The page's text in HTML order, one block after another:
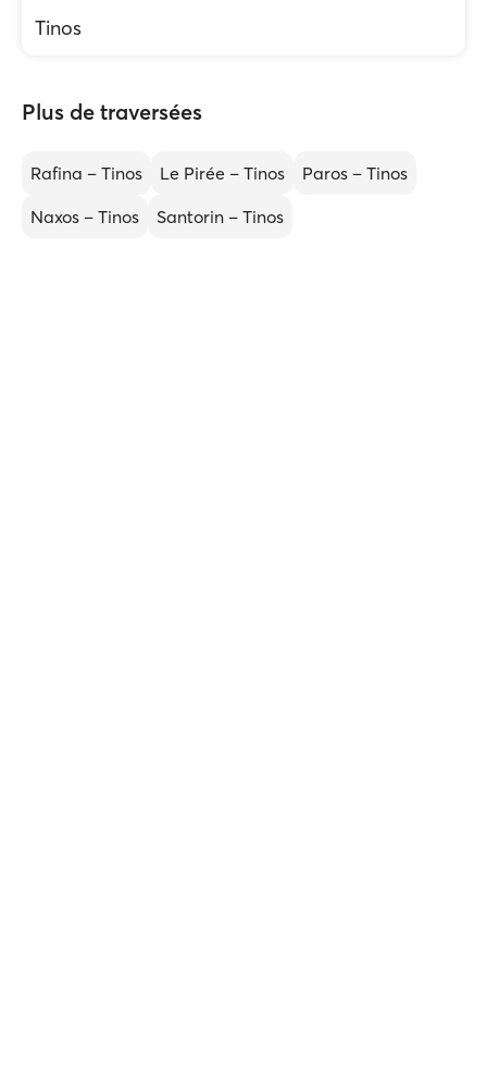
Tinos
Plus de traversées
Rafina – Tinos Le Pirée – Tinos
Paros – Tinos
Naxos – Tinos
Santorin – Tinos